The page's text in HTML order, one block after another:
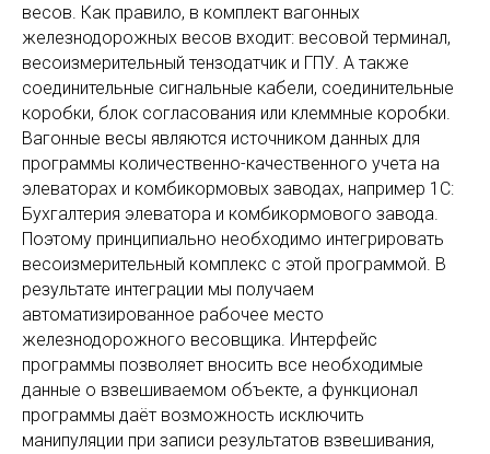
весов. Как правило, в комплект вагонных
железнодорожных весов входит: весовой терминал,
весоизмерительный тензодатчик и ГПУ. А также
соединительные сигнальные кабели, соединительные
коробки, блок согласования или клеммные коробки.
Вагонные весы являются источником данных для
программы количественно-качественного учета на
элеваторах и комбикормовых заводах, например 1С:
Бухгалтерия элеватора и комбикормового завода.
Поэтому принципиально необходимо интегрировать
весоизмерительный комплекс с этой программой. В
результате интеграции мы получаем
автоматизированное рабочее место
железнодорожного весовщика. Интерфейс
программы позволяет вносить все необходимые
данные о взвешиваемом объекте, а функционал
программы даёт возможность исключить
манипуляции при записи результатов взвешивания,